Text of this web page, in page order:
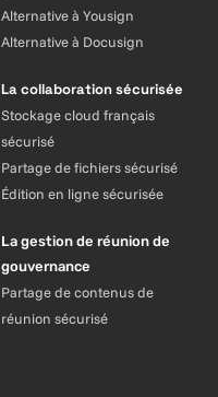
Alternative à Yousign
Alternative à Docusign
La collaboration sécurisée
Stockage cloud français
sécurisé
Partage de fichiers sécurisé
Édition en ligne sécurisée
La gestion de réunion de
gouvernance
Partage de contenus de
réunion sécurisé